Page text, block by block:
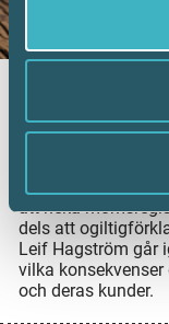
regler från
att neka
dels att
Leif Hagström går
vilka
och deras kunder.